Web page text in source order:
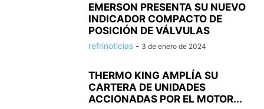
EMERSON PRESENTA SU NUEVO
INDICADOR COMPACTO DE
POSICIÓN DE VÁLVULAS
refrinoticias - 3 de enero de 2024
THERMO KING AMPLÍA SU
CARTERA DE UNIDADES
ACCIONADAS POR EL MOTOR...